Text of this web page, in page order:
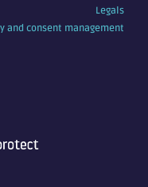
Legals
and consent management